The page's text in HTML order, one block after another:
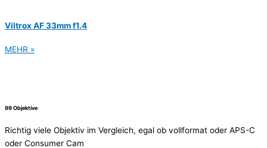
Viltrox AF 33mm f1.4
MEHR »
99 Objektive
Richtig viele Objektiv im Vergleich, egal ob vollformat oder APS-C
oder Consumer Cam